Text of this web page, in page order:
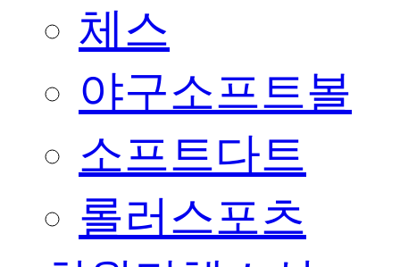
체스
야구소프트볼
소프트다트
롤러스포츠